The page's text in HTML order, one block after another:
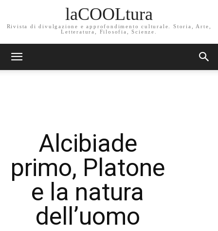
laCOOLtura
Rivista di divulgazione e approfondimento culturale. Storia, Arte,
Letteratura, Filosofia, Scienze.
Alcibiade
primo, Platone
e la natura
dell’uomo